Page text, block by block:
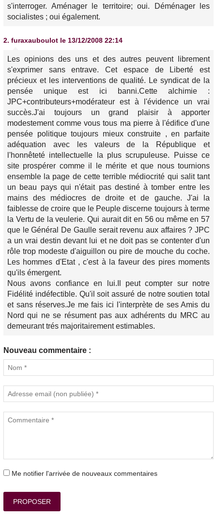
s'interroger. Aménager le territoire; oui. Déménager les
socialistes ; oui également.
2. furaxauboulot le 13/12/2008 22:14
Les opinions des uns et des autres peuvent librement
s'exprimer sans entrave. Cet espace de Liberté est
précieux et les interventions de qualité. Le syndicat de la
pensée unique est ici banni.Cette alchimie :
JPC+contributeurs+modérateur est à l'évidence un vrai
succès.J'ai toujours un grand plaisir à apporter
modestement comme vous tous ma pierre à l'édifice d'une
pensée politique toujours mieux construite , en parfaite
adéquation avec les valeurs de la République et
l'honnêteté intellectuelle la plus scrupuleuse. Puisse ce
site prospérer comme il le mérite et que nous tournions
ensemble la page de cette terrible médiocrité qui salit tant
un beau pays qui n'était pas destiné à tomber entre les
mains des médiocres de droite et de gauche. J'ai la
faiblesse de croire que le Peuple discerne toujours à terme
la Vertu de la veulerie. Qui aurait dit en 56 ou même en 57
que le Général De Gaulle serait revenu aux affaires ? JPC
a un vrai destin devant lui et ne doit pas se contenter d'un
rôle trop modeste d'aiguillon ou pire de mouche du coche.
Les hommes d'Etat , c'est à la faveur des pires moments
qu'ils émergent.
Nous avons confiance en lui.Il peut compter sur notre
Fidélité indéfectible. Qu'il soit assuré de notre soutien total
et sans réserves.Je me fais ici l'interprète de ses Amis du
Nord qui ne se résument pas aux adhérents du MRC au
demeurant trés majoritairement estimables.
Nouveau commentaire :
Me notifier l'arrivée de nouveaux commentaires
PROPOSER